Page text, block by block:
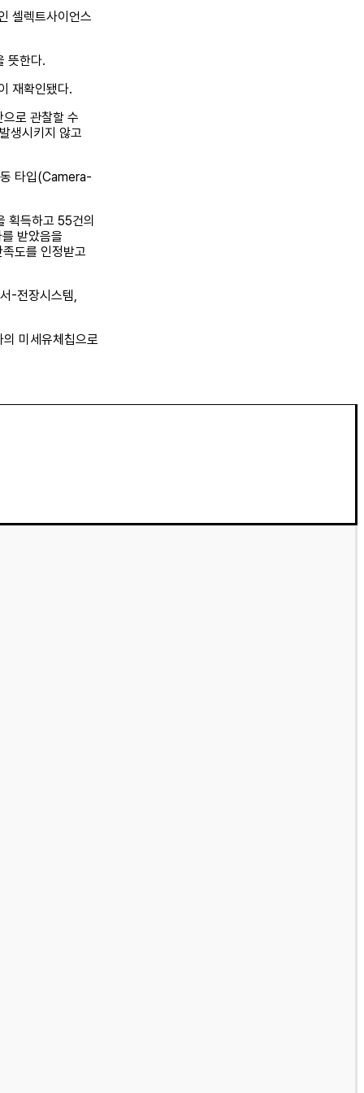
셀렉트사이언스
뜻한다.
재확인됐다.
로 관찰할 수
생시키지 않고
타입(Camera-
득하고 55건의
받았음을
도를 인정받고
-전장시스템,
미세유체칩으로